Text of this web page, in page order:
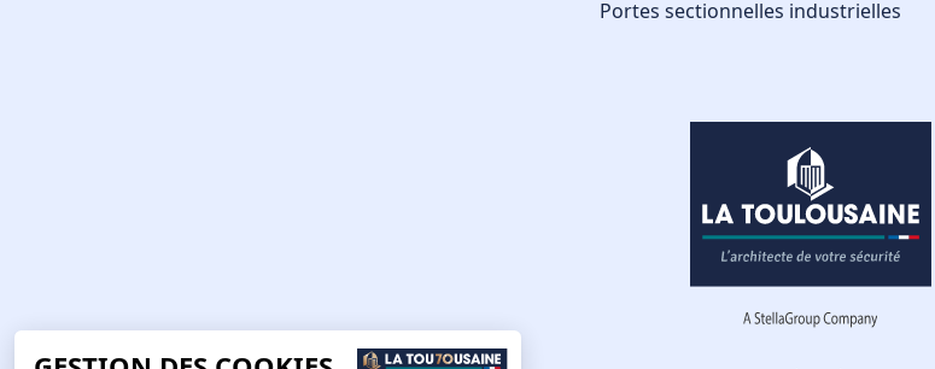
Portes sectionnelles industrielles